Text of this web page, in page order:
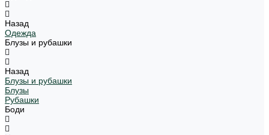
Назад
Одежда
Блузы и рубашки
Назад
Блузы и рубашки
Блузы
Рубашки
Боди